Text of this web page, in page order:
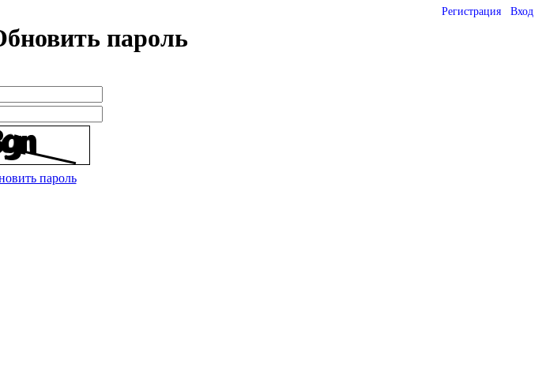
Регистрация Вход
пароль
пароль